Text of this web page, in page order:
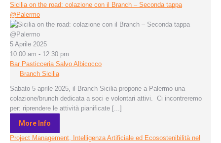
Sicilia on the road: colazione con il Branch – Seconda tappa
@Palermo
5 Aprile 2025
10:00 am - 12:30 pm
Bar Pasticceria Salvo Albicocco
Branch Sicilia
Sabato 5 aprile 2025, il Branch Sicilia propone a Palermo una
colazione/brunch dedicata a soci e volontari attivi. Ci incontreremo
per: riprendere le attività pianificate [...]
More Info
Project Management, Intelligenza Artificiale ed Ecosostenibilità nel